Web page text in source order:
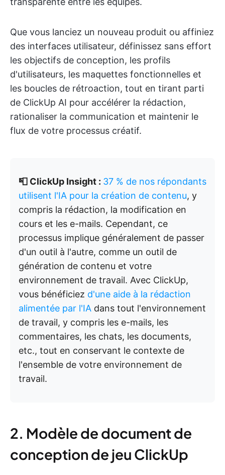
Que vous lanciez un nouveau produit ou affiniez
des interfaces utilisateur, définissez sans effort
les objectifs de conception, les profils
d'utilisateurs, les maquettes fonctionnelles et
les boucles de rétroaction, tout en tirant parti
de ClickUp AI pour accélérer la rédaction,
rationaliser la communication et maintenir le
flux de votre processus créatif.
📮 ClickUp Insight : 37 % de nos répondants
utilisent l'IA pour la création de contenu, y
compris la rédaction, la modification en
cours et les e-mails. Cependant, ce
processus implique généralement de passer
d'un outil à l'autre, comme un outil de
génération de contenu et votre
environnement de travail. Avec ClickUp,
vous bénéficiez d'une aide à la rédaction
alimentée par l'IA dans tout l'environnement
de travail, y compris les e-mails, les
commentaires, les chats, les documents,
etc., tout en conservant le contexte de
l'ensemble de votre environnement de
travail.
2. Modèle de document de
conception de jeu ClickUp